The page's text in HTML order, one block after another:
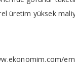
üretim yüksek